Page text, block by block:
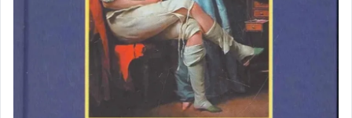
сморило на десятой странице «Улисса» Джойса
— гордитесь собой. Ваш мозг только что сжёг
калорий не меньше, чем при лёгкой пробежке! 🏃‍♂️
💬 Какая книга заставила ваш мозг «вскипеть» и
потребовать немедленного отдыха?